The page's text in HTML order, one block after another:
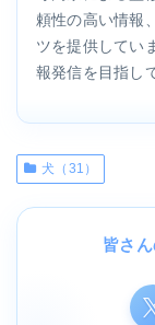
頼性の高い情報
ツを提供してい
報発信を目指し
犬（31）
皆さ